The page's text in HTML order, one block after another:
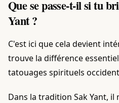
Que se passe-t-il si tu
Yant ?
C'est ici que cela devient
trouve la différence
tatouages spirituels
Dans la tradition Sak Yant, il